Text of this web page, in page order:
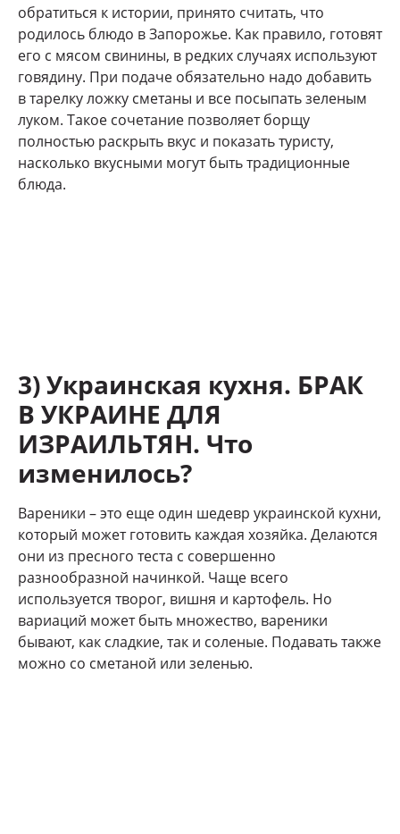
обратиться к истории, принято считать, что
родилось блюдо в Запорожье. Как правило, готовят
его с мясом свинины, в редких случаях используют
говядину. При подаче обязательно надо добавить
в тарелку ложку сметаны и все посыпать зеленым
луком. Такое сочетание позволяет борщу
полностью раскрыть вкус и показать туристу,
насколько вкусными могут быть традиционные
блюда.
3) Украинская кухня. БРАК
В УКРАИНЕ ДЛЯ
ИЗРАИЛЬТЯН. Что
изменилось?
Вареники – это еще один шедевр украинской кухни,
который может готовить каждая хозяйка. Делаются
они из пресного теста с совершенно
разнообразной начинкой. Чаще всего
используется творог, вишня и картофель. Но
вариаций может быть множество, вареники
бывают, как сладкие, так и соленые. Подавать также
можно со сметаной или зеленью.